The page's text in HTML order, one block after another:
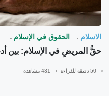
الاسلام الحقوق في الإسلام
حقُّ المريضِ في الإسلام: بين
50 دقيقة للقراءة 431 مشاهدة